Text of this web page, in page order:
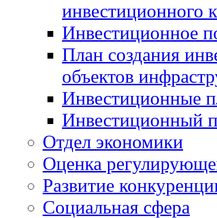
инвестиционного
Инвестиционное
План создания
объектов
Инвестиционные
Инвестиционный
Отдел экономики
Оценка
Развитие
Социальная сфера